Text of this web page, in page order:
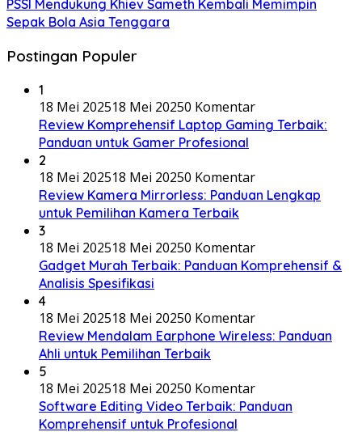
PSSI Mendukung Khiev Sameth Kembali Memimpin
Sepak Bola Asia Tenggara
Postingan Populer
1
18 Mei 202518 Mei 20250 Komentar
Review Komprehensif Laptop Gaming Terbaik:
Panduan untuk Gamer Profesional
2
18 Mei 202518 Mei 20250 Komentar
Review Kamera Mirrorless: Panduan Lengkap
untuk Pemilihan Kamera Terbaik
3
18 Mei 202518 Mei 20250 Komentar
Gadget Murah Terbaik: Panduan Komprehensif &
Analisis Spesifikasi
4
18 Mei 202518 Mei 20250 Komentar
Review Mendalam Earphone Wireless: Panduan
Ahli untuk Pemilihan Terbaik
5
18 Mei 202518 Mei 20250 Komentar
Software Editing Video Terbaik: Panduan
Komprehensif untuk Profesional